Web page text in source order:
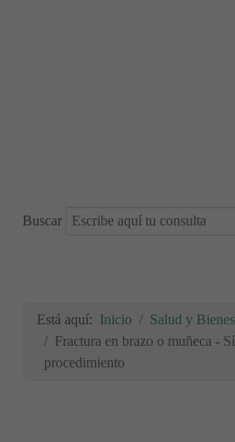
Buscar
Está aquí: Inicio
Salud y
Fractura en brazo o muñeca -
procedimiento